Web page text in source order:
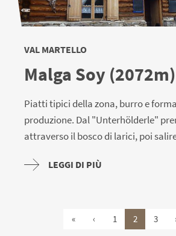
VAL MARTELLO
Malga Soy (2072m)
Piatti tipici della zona, burro e
produzione. Dal "Unterhölderle"
attraverso il bosco di larici, poi
LEGGI DI PIÙ
« ‹ 1 2 3